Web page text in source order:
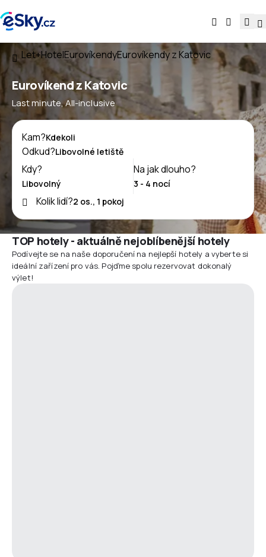
Let+HotelEurovíkendyEurovíkendy z Katovic
Eurovíkend z Katovic
Last minute, All-inclusive
Kam?
Odkud?
Kdy?
Na jak dlouho?
Kolik lidí?
TOP hotely - aktuálně nejoblíbenější hotely
Podívejte se na naše doporučení na nejlepší hotely a vyberte si
ideální zařízení pro vás. Pojďme spolu rezervovat dokonalý
výlet!